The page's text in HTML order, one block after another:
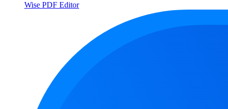
Wise PDF Editor